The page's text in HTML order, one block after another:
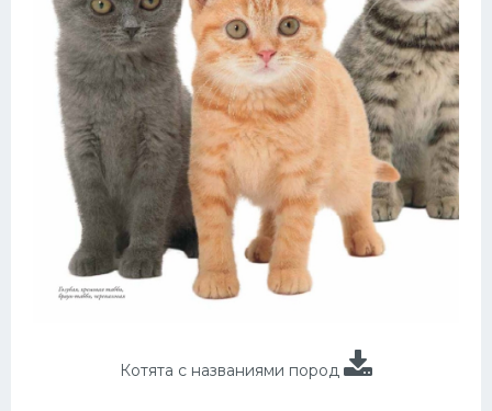
Котята с названиями пород